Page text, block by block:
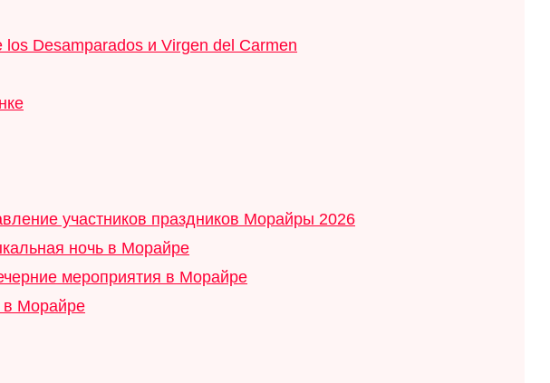
Desamparados и Virgen del Carmen
участников праздников Морайры 2026
ночь в Морайре
мероприятия в Морайре
в Морайре